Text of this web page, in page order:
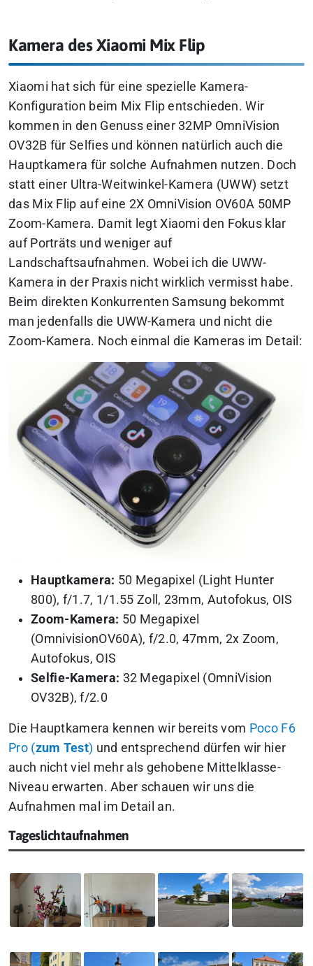
Kamera des Xiaomi Mix Flip
Xiaomi hat sich für eine spezielle Kamera-
Konfiguration beim Mix Flip entschieden. Wir
kommen in den Genuss einer 32MP OmniVision
OV32B für Selfies und können natürlich auch die
Hauptkamera für solche Aufnahmen nutzen. Doch
statt einer Ultra-Weitwinkel-Kamera (UWW) setzt
das Mix Flip auf eine 2X OmniVision OV60A 50MP
Zoom-Kamera. Damit legt Xiaomi den Fokus klar
auf Porträts und weniger auf
Landschaftsaufnahmen. Wobei ich die UWW-
Kamera in der Praxis nicht wirklich vermisst habe.
Beim direkten Konkurrenten Samsung bekommt
man jedenfalls die UWW-Kamera und nicht die
Zoom-Kamera. Noch einmal die Kameras im Detail:
Hauptkamera: 50 Megapixel (Light Hunter
800), f/1.7, 1/1.55 Zoll, 23mm, Autofokus, OIS
Zoom-Kamera: 50 Megapixel
(OmnivisionOV60A), f/2.0, 47mm, 2x Zoom,
Autofokus, OIS
Selfie-Kamera: 32 Megapixel (OmniVision
OV32B), f/2.0
Die Hauptkamera kennen wir bereits vom Poco F6
Pro (zum Test) und entsprechend dürfen wir hier
auch nicht viel mehr als gehobene Mittelklasse-
Niveau erwarten. Aber schauen wir uns die
Aufnahmen mal im Detail an.
Tageslichtaufnahmen